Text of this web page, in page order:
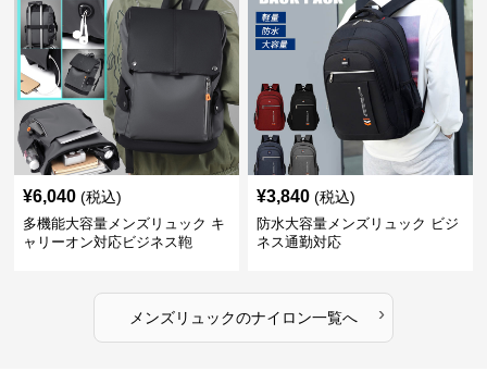
¥6,040 (税込)
多機能大容量メンズリュック キ
ャリーオン対応ビジネス鞄
¥3,840 (税込)
防水大容量メンズリュック ビジ
ネス通勤対応
メンズリュックのナイロン一覧へ ›